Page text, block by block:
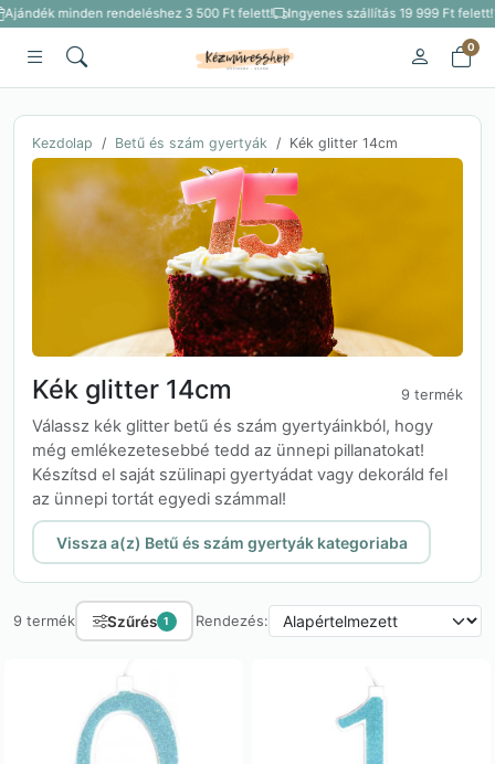
minden rendeléshez 3 500 Ft felett! Ingyenes szállítás 19 999 Ft felett!
0
Kezdolap Betű és szám gyertyák Kék glitter 14cm
Kék glitter 14cm 9 termék
Válassz kék glitter betű és szám gyertyáinkból, hogy
még emlékezetesebbé tedd az ünnepi pillanatokat!
Készítsd el saját szülinapi gyertyádat vagy dekoráld fel
az ünnepi tortát egyedi számmal!
Vissza a(z) Betű és szám gyertyák kategoriaba
9 termék Szűrés 1 Rendezés: